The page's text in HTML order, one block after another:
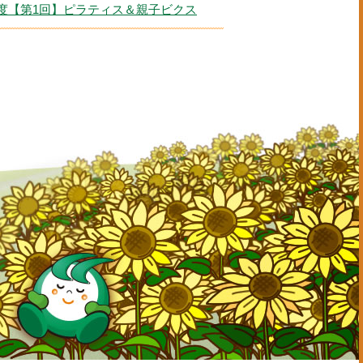
【第1回】ピラティス＆親子ビクス
鉾田市